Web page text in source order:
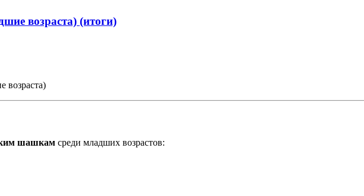
возраста) (итоги)
шашкам среди младших возрастов: